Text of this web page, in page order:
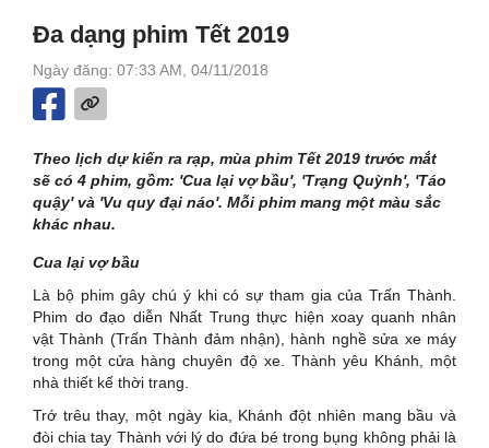
Đa dạng phim Tết 2019
Ngày đăng: 07:33 AM, 04/11/2018
Theo lịch dự kiến ra rạp, mùa phim Tết 2019 trước mắt
sẽ có 4 phim, gồm: 'Cua lại vợ bầu', 'Trạng Quỳnh', 'Táo
quậy' và 'Vu quy đại náo'. Mỗi phim mang một màu sắc
khác nhau.
Cua lại vợ bầu
Là bộ phim gây chú ý khi có sự tham gia của Trấn Thành.
Phim do đạo diễn Nhất Trung thực hiện xoay quanh nhân
vật Thành (Trấn Thành đảm nhận), hành nghề sửa xe máy
trong một cửa hàng chuyên độ xe. Thành yêu Khánh, một
nhà thiết kế thời trang.
Trớ trêu thay, một ngày kia, Khánh đột nhiên mang bầu và
đòi chia tay Thành với lý do đứa bé trong bụng không phải là